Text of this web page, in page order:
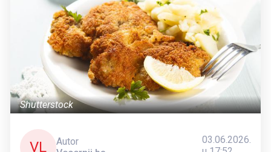
Shutterstock
VL
Autor
03.06.2026.